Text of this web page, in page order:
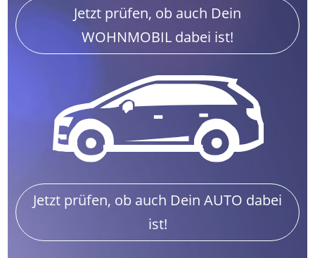
Jetzt prüfen, ob auch Dein
WOHNMOBIL dabei ist!
Jetzt prüfen, ob auch Dein AUTO dabei
ist!